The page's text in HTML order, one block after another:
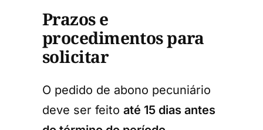
Prazos e
procedimentos para
solicitar
O pedido de abono pecuniário
deve ser feito até 15 dias antes